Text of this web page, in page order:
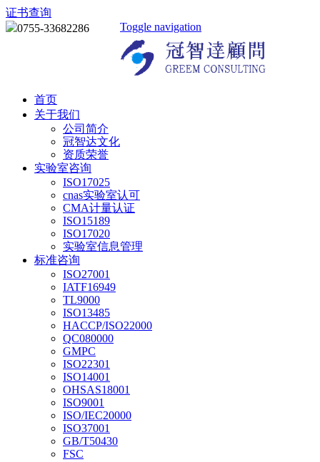
证书查询
0755-33682286
Toggle navigation
首页
关于我们
公司简介
冠智达文化
资质荣誉
实验室咨询
ISO17025
cnas实验室认可
CMA计量认证
ISO15189
ISO17020
实验室信息管理
标准咨询
ISO27001
IATF16949
TL9000
ISO13485
HACCP/ISO22000
QC080000
GMPC
ISO22301
ISO14001
OHSAS18001
ISO9001
ISO/IEC20000
ISO37001
GB/T50430
FSC